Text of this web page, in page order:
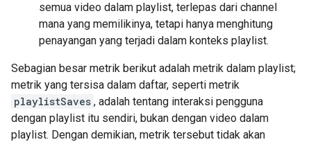
semua video dalam playlist, terlepas dari channel
mana yang memilikinya, tetapi hanya menghitung
penayangan yang terjadi dalam konteks playlist.
Sebagian besar metrik berikut adalah metrik dalam playlist;
metrik yang tersisa dalam daftar, seperti metrik
playlistSaves , adalah tentang interaksi pengguna
dengan playlist itu sendiri, bukan dengan video dalam
playlist. Dengan demikian, metrik tersebut tidak akan